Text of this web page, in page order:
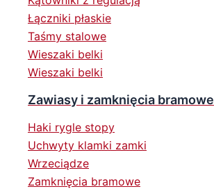
Łączniki płaskie
Taśmy stalowe
Wieszaki belki
Wieszaki belki
Zawiasy i zamknięcia bramowe
Haki rygle stopy
Uchwyty klamki zamki
Wrzeciądze
Zamknięcia bramowe